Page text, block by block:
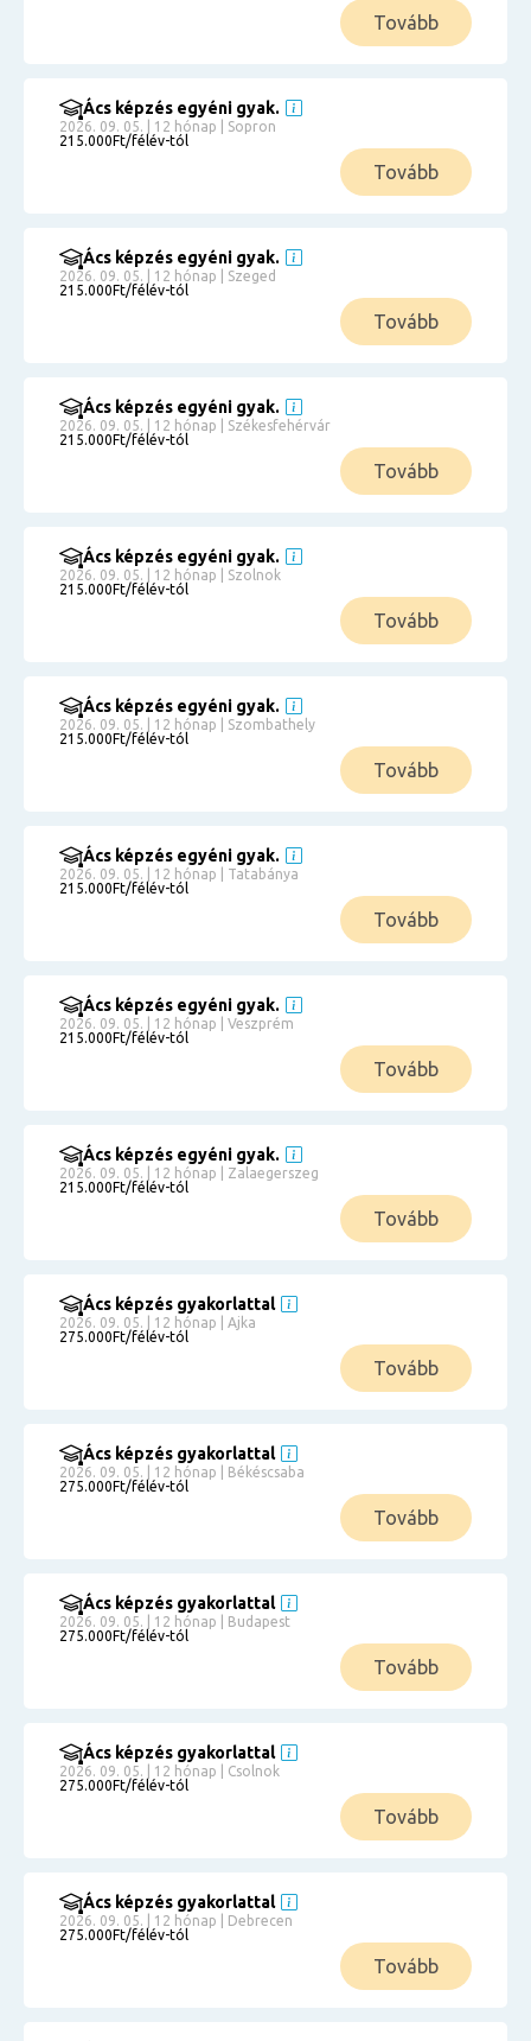
Tovább
Ács képzés egyéni gyak.
2026. 09. 05. | 12 hónap | Sopron
215.000Ft/félév-tól
Tovább
Ács képzés egyéni gyak.
2026. 09. 05. | 12 hónap | Szeged
215.000Ft/félév-tól
Tovább
Ács képzés egyéni gyak.
2026. 09. 05. | 12 hónap | Székesfehérvár
215.000Ft/félév-tól
Tovább
Ács képzés egyéni gyak.
2026. 09. 05. | 12 hónap | Szolnok
215.000Ft/félév-tól
Tovább
Ács képzés egyéni gyak.
2026. 09. 05. | 12 hónap | Szombathely
215.000Ft/félév-tól
Tovább
Ács képzés egyéni gyak.
2026. 09. 05. | 12 hónap | Tatabánya
215.000Ft/félév-tól
Tovább
Ács képzés egyéni gyak.
2026. 09. 05. | 12 hónap | Veszprém
215.000Ft/félév-tól
Tovább
Ács képzés egyéni gyak.
2026. 09. 05. | 12 hónap | Zalaegerszeg
215.000Ft/félév-tól
Tovább
Ács képzés gyakorlattal
2026. 09. 05. | 12 hónap | Ajka
275.000Ft/félév-tól
Tovább
Ács képzés gyakorlattal
2026. 09. 05. | 12 hónap | Békéscsaba
275.000Ft/félév-tól
Tovább
Ács képzés gyakorlattal
2026. 09. 05. | 12 hónap | Budapest
275.000Ft/félév-tól
Tovább
Ács képzés gyakorlattal
2026. 09. 05. | 12 hónap | Csolnok
275.000Ft/félév-tól
Tovább
Ács képzés gyakorlattal
2026. 09. 05. | 12 hónap | Debrecen
275.000Ft/félév-tól
Tovább